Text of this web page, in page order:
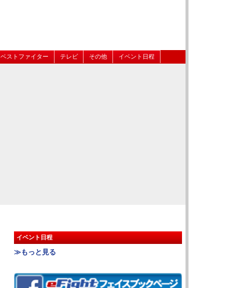
ベストファイター テレビ その他 イベント日程
イベント日程
≫もっと見る